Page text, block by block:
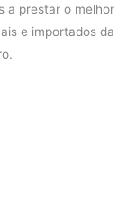
a prestar o melhor
e importados da